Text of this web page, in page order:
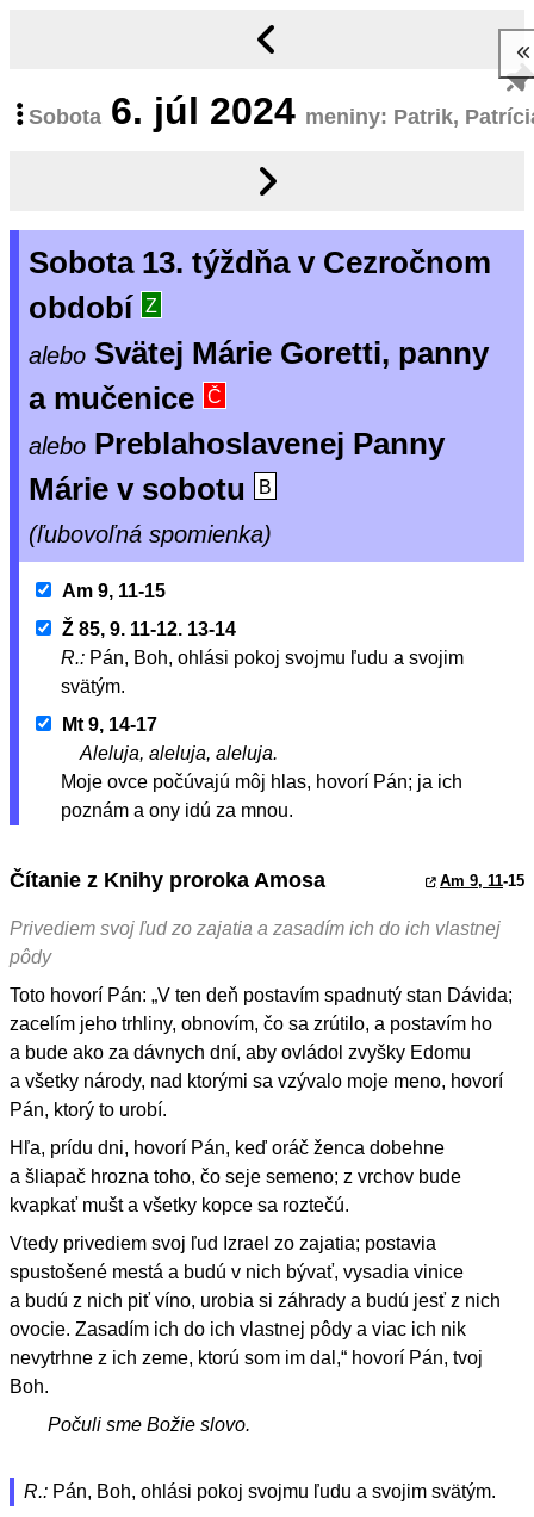
Sobota 6. júl 2024 meniny: Patrik,
Sobota 13. týždňa v Cezročnom
období
Z
alebo Svätej Márie Goretti, panny
a mučenice
Č
alebo Preblahoslavenej Panny
Márie v sobotu
B
(ľubovoľná spomienka)
Am 9, 11-15
Ž 85, 9. 11-12. 13-14
R.: Pán, Boh, ohlási pokoj svojmu ľudu a svojim
svätým.
Mt 9, 14-17
Aleluja, aleluja, aleluja.
Moje ovce počúvajú môj hlas, hovorí Pán; ja ich
poznám a ony idú za mnou.
Čítanie z Knihy proroka Amosa Am 9, 11-15
Privediem svoj ľud zo zajatia a zasadím ich do ich vlastnej
pôdy
Toto hovorí Pán: „V ten deň postavím spadnutý stan Dávida;
zacelím jeho trhliny, obnovím, čo sa zrútilo, a postavím ho
a bude ako za dávnych dní, aby ovládol zvyšky Edomu
a všetky národy, nad ktorými sa vzývalo moje meno, hovorí
Pán, ktorý to urobí.
Hľa, prídu dni, hovorí Pán, keď oráč ženca dobehne
a šliapač hrozna toho, čo seje semeno; z vrchov bude
kvapkať mušt a všetky kopce sa roztečú.
Vtedy privediem svoj ľud Izrael zo zajatia; postavia
spustošené mestá a budú v nich bývať, vysadia vinice
a budú z nich piť víno, urobia si záhrady a budú jesť z nich
ovocie. Zasadím ich do ich vlastnej pôdy a viac ich nik
nevytrhne z ich zeme, ktorú som im dal,“ hovorí Pán, tvoj
Boh.
Počuli sme Božie slovo.
R.: Pán, Boh, ohlási pokoj svojmu ľudu a svojim svätým.